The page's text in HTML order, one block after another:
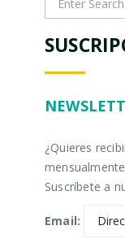
¿Quieres
Suscríbete a
Email: